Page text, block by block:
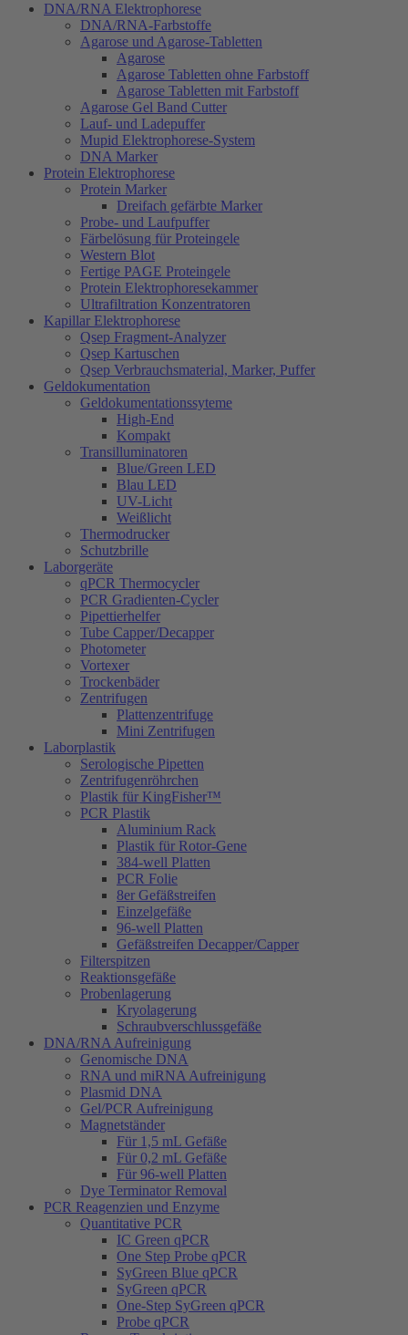
DNA/RNA Elektrophorese
DNA/RNA-Farbstoffe
Agarose und Agarose-Tabletten
Agarose
Agarose Tabletten ohne Farbstoff
Agarose Tabletten mit Farbstoff
Agarose Gel Band Cutter
Lauf- und Ladepuffer
Mupid Elektrophorese-System
DNA Marker
Protein Elektrophorese
Protein Marker
Dreifach gefärbte Marker
Probe- und Laufpuffer
Färbelösung für Proteingele
Western Blot
Fertige PAGE Proteingele
Protein Elektrophoresekammer
Ultrafiltration Konzentratoren
Kapillar Elektrophorese
Qsep Fragment-Analyzer
Qsep Kartuschen
Qsep Verbrauchsmaterial, Marker, Puffer
Geldokumentation
Geldokumentationssyteme
High-End
Kompakt
Transilluminatoren
Blue/Green LED
Blau LED
UV-Licht
Weißlicht
Thermodrucker
Schutzbrille
Laborgeräte
qPCR Thermocycler
PCR Gradienten-Cycler
Pipettierhelfer
Tube Capper/Decapper
Photometer
Vortexer
Trockenbäder
Zentrifugen
Plattenzentrifuge
Mini Zentrifugen
Laborplastik
Serologische Pipetten
Zentrifugenröhrchen
Plastik für KingFisher™
PCR Plastik
Aluminium Rack
Plastik für Rotor-Gene
384-well Platten
PCR Folie
8er Gefäßstreifen
Einzelgefäße
96-well Platten
Gefäßstreifen Decapper/Capper
Filterspitzen
Reaktionsgefäße
Probenlagerung
Kryolagerung
Schraubverschlussgefäße
DNA/RNA Aufreinigung
Genomische DNA
RNA und miRNA Aufreinigung
Plasmid DNA
Gel/PCR Aufreinigung
Magnetständer
Für 1,5 mL Gefäße
Für 0,2 mL Gefäße
Für 96-well Platten
Dye Terminator Removal
PCR Reagenzien und Enzyme
Quantitative PCR
IC Green qPCR
One Step Probe qPCR
SyGreen Blue qPCR
SyGreen qPCR
One-Step SyGreen qPCR
Probe qPCR